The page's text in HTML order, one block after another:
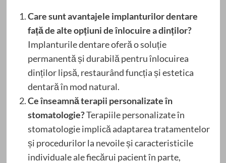
Care sunt avantajele implanturilor dentare
față de alte opțiuni de înlocuire a dinților?
Implanturile dentare oferă o soluție
permanentă și durabilă pentru înlocuirea
dinților lipsă, restaurând funcția și estetica
dentară în mod natural.
Ce înseamnă terapii personalizate în
stomatologie?Terapiile personalizate în
stomatologie implică adaptarea tratamentelor
și procedurilor la nevoile și caracteristicile
individuale ale fiecărui pacient în parte,